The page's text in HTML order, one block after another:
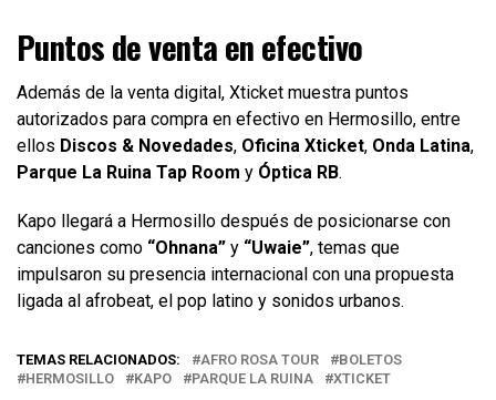
Puntos de venta en efectivo
Además de la venta digital, Xticket muestra puntos
autorizados para compra en efectivo en Hermosillo, entre
ellos Discos & Novedades, Oficina Xticket, Onda Latina,
Parque La Ruina Tap Room y Óptica RB.
Kapo llegará a Hermosillo después de posicionarse con
canciones como “Ohnana” y “Uwaie”, temas que
impulsaron su presencia internacional con una propuesta
ligada al afrobeat, el pop latino y sonidos urbanos.
TEMAS RELACIONADOS: AFRO ROSA TOUR
BOLETOS
HERMOSILLO
KAPO PARQUE LA RUINA XTICKET